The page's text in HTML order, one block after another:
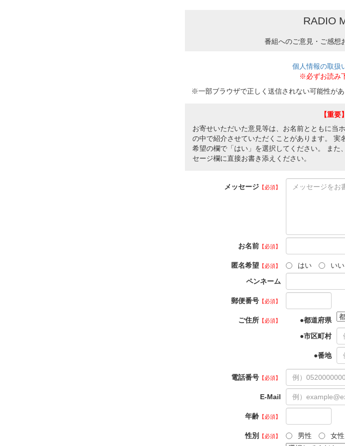
RADIO
番組へのご意見・ご感想
個人情報の取扱
※必ずお読み
※一部ブラウザで正しく送信されない可能性が
【重要】
お寄せいただいた意見等は、お名前とともに当
の中で紹介させていただくことがあります。 実
希望の欄で「はい」を選択してください。 また
セージ欄に直接お書き添えください。
メッセージ 【必須】
お名前 【必須】
匿名希望 【必須】 はい
いい
ペンネーム
郵便番号 【必須】
ご住所 【必須】
都道府県
市区町村
番地
電話番号 【必須】
E-Mail
年齢 【必須】
性別 【必須】 男性 女性